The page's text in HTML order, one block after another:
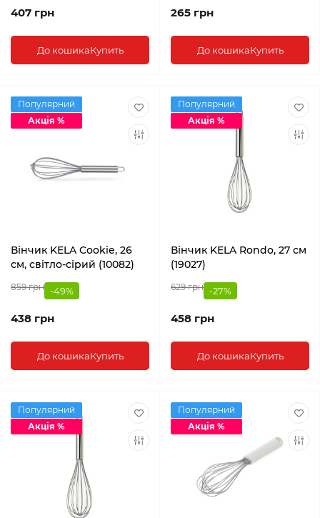
407 грн
До кошикаКупить
265 грн
До кошикаКупить
Популярний
Акція %
Вінчик KELA Cookie, 26
см, світло-сірий (10082)
859 грн -49%
438 грн
До кошикаКупить
Популярний
Акція %
Вінчик KELA Rondo, 27 см
(19027)
629 грн -27%
458 грн
До кошикаКупить
Популярний
Акція %
Популярний
Акція %